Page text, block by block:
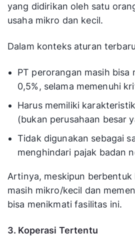
yang didirikan oleh satu
usaha mikro dan kecil.
Dalam konteks aturan
PT perorangan masih bisa
0,5%, selama memenuhi
Harus memiliki
(bukan perusahaan besar
Tidak digunakan sebagai
menghindari pajak badan
Artinya, meskipun berbentuk
masih mikro/kecil dan
bisa menikmati fasilitas ini.
3. Koperasi Tertentu